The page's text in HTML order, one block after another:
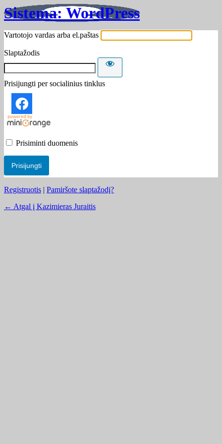
Sistema: WordPress
Vartotojo vardas arba el.paštas
Slaptažodis
Prisijungti per socialinius tinklus
Prisiminti duomenis
Registruotis | Pamiršote slaptažodį?
← Atgal į Kazimieras Juraitis